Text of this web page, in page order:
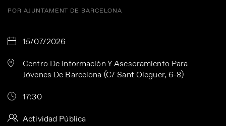
POR AJUNTAMENT DE BARCELONA
15/07/2026
Centro De Información Y Asesoramiento Para
Jóvenes De Barcelona (C/ Sant Oleguer, 6-8)
17:30
Actividad Pública